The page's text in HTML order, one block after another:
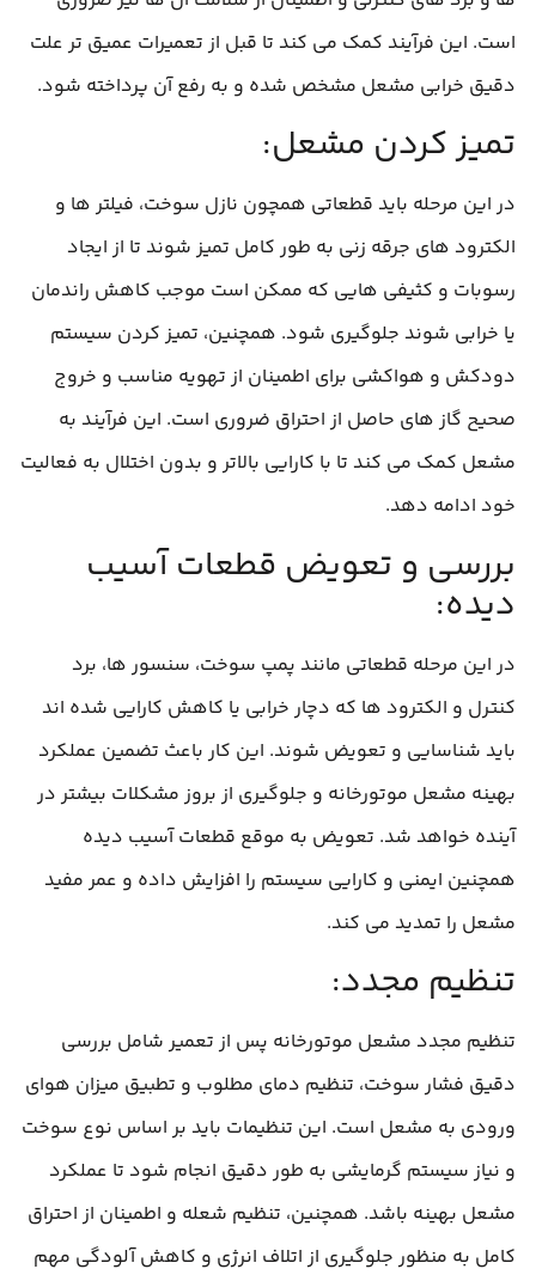
است. این فرآیند کمک می‌ کند تا قبل از تعمیرات عمیق‌ تر علت
دقیق خرابی مشعل مشخص شده و به رفع آن پرداخته شود.
تمیز کردن مشعل:
در این مرحله باید قطعاتی همچون نازل سوخت، فیلتر ها و
الکترود های جرقه‌ زنی به‌ طور کامل تمیز شوند تا از ایجاد
رسوبات و کثیفی‌ هایی که ممکن است موجب کاهش راندمان
یا خرابی شوند جلوگیری شود. همچنین، تمیز کردن سیستم
دودکش و هواکشی برای اطمینان از تهویه مناسب و خروج
صحیح گاز های حاصل از احتراق ضروری است. این فرآیند به
مشعل کمک می‌ کند تا با کارایی بالاتر و بدون اختلال به فعالیت
خود ادامه دهد.
بررسی و تعویض قطعات آسیب‌
دیده:
در این مرحله قطعاتی مانند پمپ سوخت، سنسور ها، برد
کنترل و الکترود ها که دچار خرابی یا کاهش کارایی شده‌ اند
باید شناسایی و تعویض شوند. این کار باعث تضمین عملکرد
بهینه مشعل موتورخانه و جلوگیری از بروز مشکلات بیشتر در
آینده خواهد شد. تعویض به‌ موقع قطعات آسیب‌ دیده
همچنین ایمنی و کارایی سیستم را افزایش داده و عمر مفید
مشعل را تمدید می‌ کند.
تنظیم مجدد:
تنظیم مجدد مشعل موتورخانه پس از تعمیر شامل بررسی
دقیق فشار سوخت، تنظیم دمای مطلوب و تطبیق میزان هوای
ورودی به مشعل است. این تنظیمات باید بر اساس نوع سوخت
و نیاز سیستم گرمایشی به‌ طور دقیق انجام شود تا عملکرد
مشعل بهینه باشد. همچنین، تنظیم شعله و اطمینان از احتراق
کامل به‌ منظور جلوگیری از اتلاف انرژی و کاهش آلودگی مهم